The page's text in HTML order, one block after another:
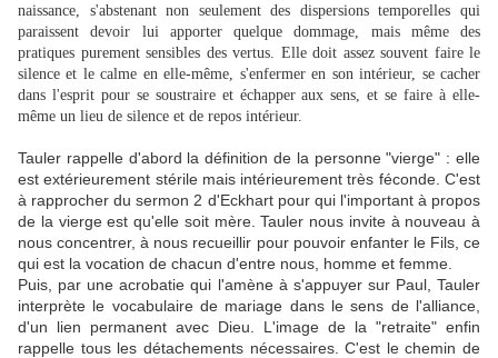
naissance, s'abstenant non seulement des dispersions temporelles qui
paraissent devoir lui apporter quelque dommage, mais même des
pratiques purement sensibles des vertus. Elle doit assez souvent faire le
silence et le calme en elle-même, s'enfermer en son intérieur, se cacher
dans l'esprit pour se soustraire et échapper aux sens, et se faire à elle-
même un lieu de silence et de repos intérieur.
Tauler rappelle d'abord la définition de la personne "vierge" : elle
est extérieurement stérile mais intérieurement très féconde. C'est
à rapprocher du sermon 2 d'Eckhart pour qui l'important à propos
de la vierge est qu'elle soit mère. Tauler nous invite à nouveau à
nous concentrer, à nous recueillir pour pouvoir enfanter le Fils, ce
qui est la vocation de chacun d'entre nous, homme et femme.
Puis, par une acrobatie qui l'amène à s'appuyer sur Paul, Tauler
interprète le vocabulaire de mariage dans le sens de l'alliance,
d'un lien permanent avec Dieu. L'image de la "retraite" enfin
rappelle tous les détachements nécessaires. C'est le chemin de